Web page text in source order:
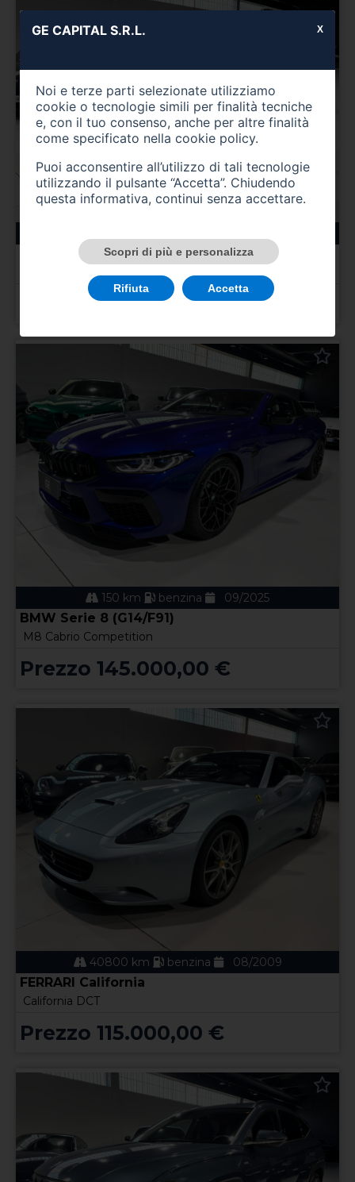
Q8 50 TDI 286 CV quattro tiptronic Sport
Prezzo 55.000,00 €
150 km benzina 09/2025
BMW Serie 8 (G14/F91)
M8 Cabrio Competition
Prezzo 145.000,00 €
40800 km benzina 08/2009
FERRARI California
California DCT
Prezzo 115.000,00 €
GE CAPITAL S.R.L.
Noi e terze parti selezionate utilizziamo
cookie o tecnologie simili per finalità tecniche
e, con il tuo consenso, anche per altre finalità
come specificato nella cookie policy.
Puoi acconsentire all’utilizzo di tali tecnologie
utilizzando il pulsante “Accetta”. Chiudendo
questa informativa, continui senza accettare.
Scopri di più e personalizza
Rifiuta Accetta
X